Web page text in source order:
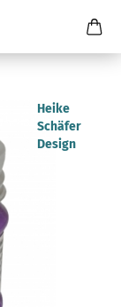
Heike
Schäfer
Design